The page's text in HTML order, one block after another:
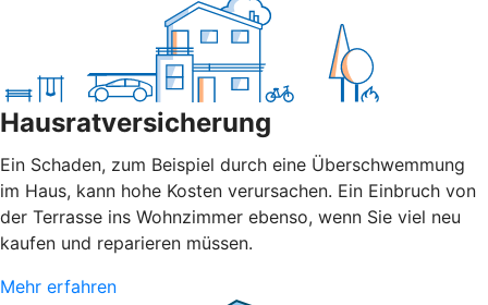
Hausratversicherung
Ein Schaden, zum Beispiel durch eine Überschwemmung
im Haus, kann hohe Kosten verursachen. Ein Einbruch von
der Terrasse ins Wohnzimmer ebenso, wenn Sie viel neu
kaufen und reparieren müssen.
Mehr erfahren